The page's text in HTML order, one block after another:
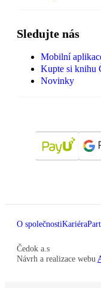
Sledujte nás
Mobilní
Kupte si knihu
Novinky
O společnostiKariéra
Čedok a.s
Návrh a realizace webu